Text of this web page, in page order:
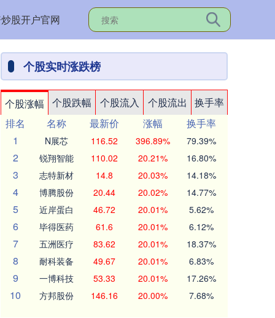
股开户官网
个股实时涨跌榜
个股涨幅 个股跌幅 个股流入 个股流出
换手率
排名
名称 最新价 涨幅
换手率
1
N展芯 116.52 396.89% 79.39%
2 锐翔智能 110.02 20.21% 16.80%
3 志特新材 14.8 20.03% 14.18%
4 博腾股份 20.44 20.02% 14.77%
5 近岸蛋白 46.72 20.01% 5.62%
6 毕得医药 61.6 20.01% 6.12%
7 五洲医疗 83.62 20.01% 18.37%
8 耐科装备 49.67 20.01% 6.83%
9 一博科技 53.33 20.01% 17.26%
10 方邦股份 146.16 20.00% 7.68%